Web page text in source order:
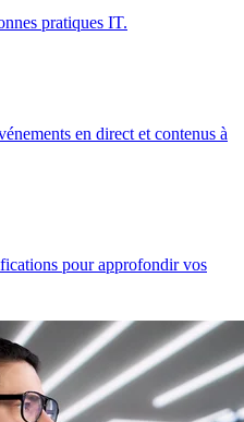
pratiques IT.
en direct et contenus à
pour approfondir vos